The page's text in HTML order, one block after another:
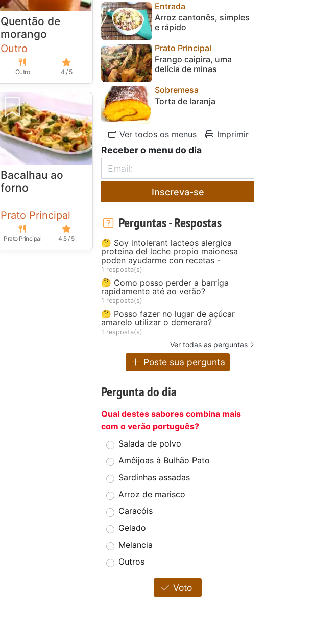
Quentão de
morango
Outro
Outro 4 / 5
Bacalhau ao
forno
Prato Principal
Prato Principal 4.5 / 5
Entrada
Arroz cantonês, simples
e rápido
Prato Principal
Frango caipira, uma
delícia de minas
Sobremesa
Torta de laranja
Ver todos os menus Imprimir
Receber o menu do dia
Inscreva-se
Perguntas - Respostas
🤔 Soy intolerant lacteos alergica
proteina del leche propio maionesa
poden ayudarme con recetas -
1 resposta(s)
🤔 Como posso perder a barriga
rapidamente até ao verão?
1 resposta(s)
🤔 Posso fazer no lugar de açúcar
amarelo utilizar o demerara?
1 resposta(s)
Ver todas as perguntas
Poste sua pergunta
Pergunta do dia
Qual destes sabores combina mais
com o verão português?
Salada de polvo
Amêijoas à Bulhão Pato
Sardinhas assadas
Arroz de marisco
Caracóis
Gelado
Melancia
Outros
Voto